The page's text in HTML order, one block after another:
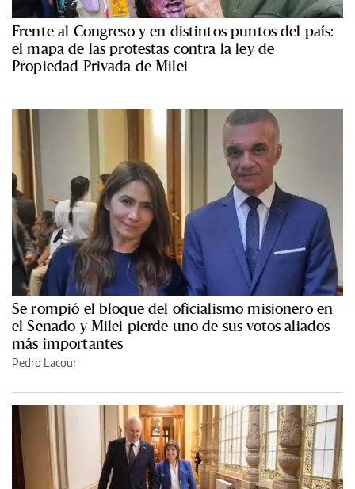
Frente al Congreso y en distintos puntos del país:
el mapa de las protestas contra la ley de
Propiedad Privada de Milei
Se rompió el bloque del oficialismo misionero en
el Senado y Milei pierde uno de sus votos aliados
más importantes
Pedro Lacour